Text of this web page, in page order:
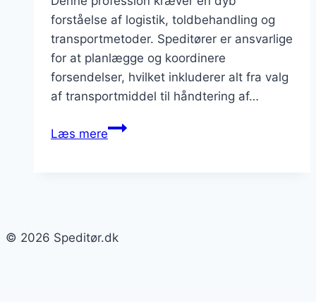
forståelse af logistik, toldbehandling og
transportmetoder. Speditører er ansvarlige
for at planlægge og koordinere
forsendelser, hvilket inkluderer alt fra valg
af transportmiddel til håndtering af…
Læs mereSpeditørens
af
© 2026 Speditør.dk